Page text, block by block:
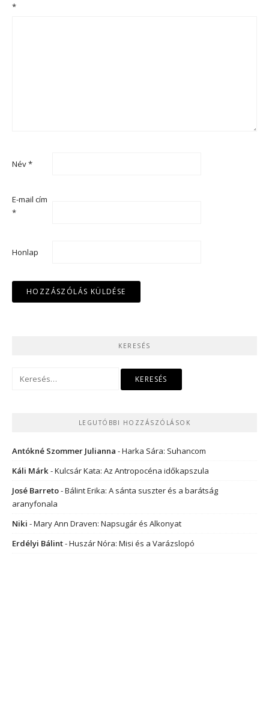
*
Név*
E-mail cím
*
Honlap
KERESÉS
LEGUTÓBBI HOZZÁSZÓLÁSOK
Antókné Szommer Julianna -Harka Sára: Suhancom
Káli Márk-Kulcsár Kata: Az Antropocéna időkapszula
José Barreto-Bálint Erika: A sánta suszter és a barátság
aranyfonala
Niki -Mary Ann Draven: Napsugár és Alkonyat
Erdélyi Bálint-Huszár Nóra: Misi és a Varázslopó